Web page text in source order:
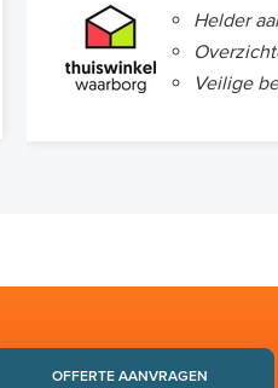
Helder
Veilige
OFFERTE AANVRAGEN